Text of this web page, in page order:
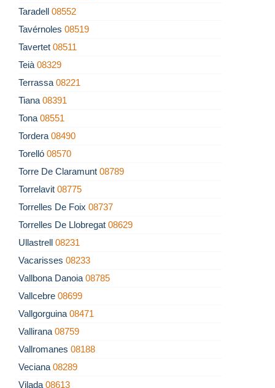
Taradell 08552
Tavérnoles 08519
Tavertet 08511
Teià 08329
Terrassa 08221
Tiana 08391
Tona 08551
Tordera 08490
Torelló 08570
Torre De Claramunt 08789
Torrelavit 08775
Torrelles De Foix 08737
Torrelles De Llobregat 08629
Ullastrell 08231
Vacarisses 08233
Vallbona Danoia 08785
Vallcebre 08699
Vallgorguina 08471
Vallirana 08759
Vallromanes 08188
Veciana 08289
Vilada 08613